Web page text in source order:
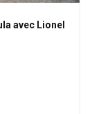
avec Lionel